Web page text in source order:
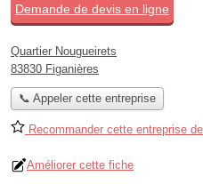
Demande de devis en ligne
Quartier Nougueirets
83830 Figanières
📞 Appeler cette entreprise
Recommander cette entreprise
Améliorer cette fiche